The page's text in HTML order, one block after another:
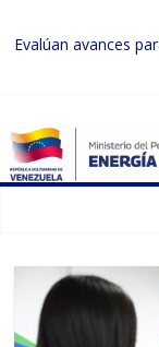
Evalúan avances
Inspeccionan
Gobierno Nacional
ante el fenómeno
Termocarabobo